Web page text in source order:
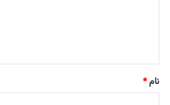
نام*